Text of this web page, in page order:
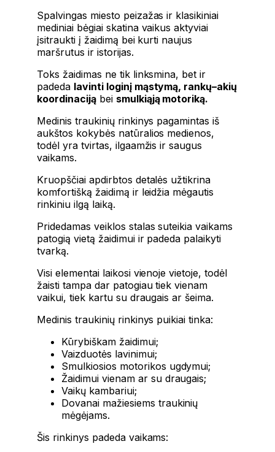
Spalvingas miesto peizažas ir klasikiniai
mediniai bėgiai skatina vaikus aktyviai
įsitraukti į žaidimą bei kurti naujus
maršrutus ir istorijas.
Toks žaidimas ne tik linksmina, bet ir
padeda lavinti loginį mąstymą, rankų–akių
koordinacijąbei smulkiąją motoriką.
Medinis traukinių rinkinys pagamintas iš
aukštos kokybės natūralios medienos,
todėl yra tvirtas, ilgaamžis ir saugus
vaikams.
Kruopščiai apdirbtos detalės užtikrina
komfortišką žaidimą ir leidžia mėgautis
rinkiniu ilgą laiką.
Pridedamas veiklos stalas suteikia vaikams
patogią vietą žaidimui ir padeda palaikyti
tvarką.
Visi elementai laikosi vienoje vietoje, todėl
žaisti tampa dar patogiau tiek vienam
vaikui, tiek kartu su draugais ar šeima.
Medinis traukinių rinkinys puikiai tinka:
Kūrybiškam žaidimui;
Vaizduotės lavinimui;
Smulkiosios motorikos ugdymui;
Žaidimui vienam ar su draugais;
Vaikų kambariui;
Dovanai mažiesiems traukinių
mėgėjams.
Šis rinkinys padeda vaikams: